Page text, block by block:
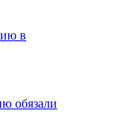
в
обязали